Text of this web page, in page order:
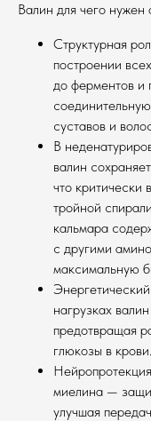
Валин для чего нужен
Структурная
построении
до ферментов и
суставов и
В
валин
что критически
тройной
кальмара
с другими
максимальную
нагрузках
предотвращая
глюкозы в крови.
миелина —
улучшая